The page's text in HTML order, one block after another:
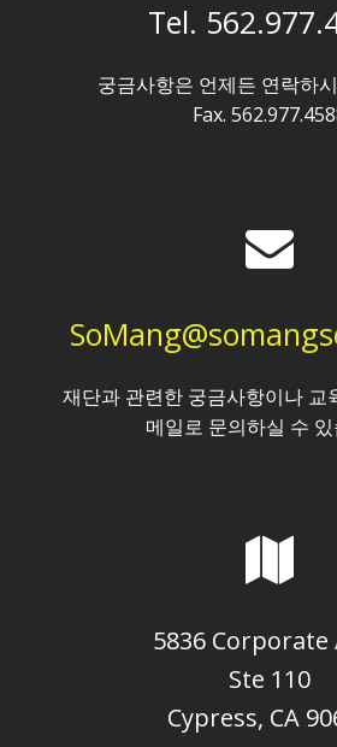
Tel.
궁금사항은 언제든 연락하
Fax.
재단과 관련한 궁금사항이나 교
메일로 문의하실 수
5836 Corporate
Ste 110
Cypress, CA